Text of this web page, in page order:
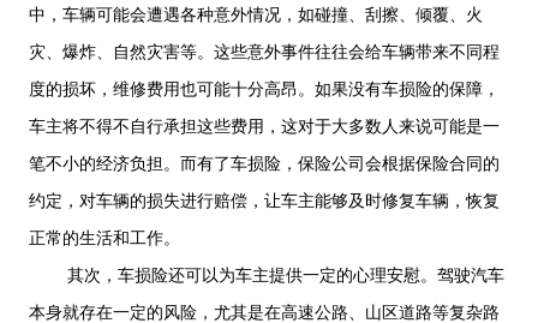
中，车辆可能会遭遇各种意外情况，如碰撞、刮擦、倾覆、火
灾、爆炸、自然灾害等。这些意外事件往往会给车辆带来不同程
度的损坏，维修费用也可能十分高昂。如果没有车损险的保障，
车主将不得不自行承担这些费用，这对于大多数人来说可能是一
笔不小的经济负担。而有了车损险，保险公司会根据保险合同的
约定，对车辆的损失进行赔偿，让车主能够及时修复车辆，恢复
正常的生活和工作。
其次，车损险还可以为车主提供一定的心理安慰。驾驶汽车
本身就存在一定的风险，尤其是在高速公路、山区道路等复杂路